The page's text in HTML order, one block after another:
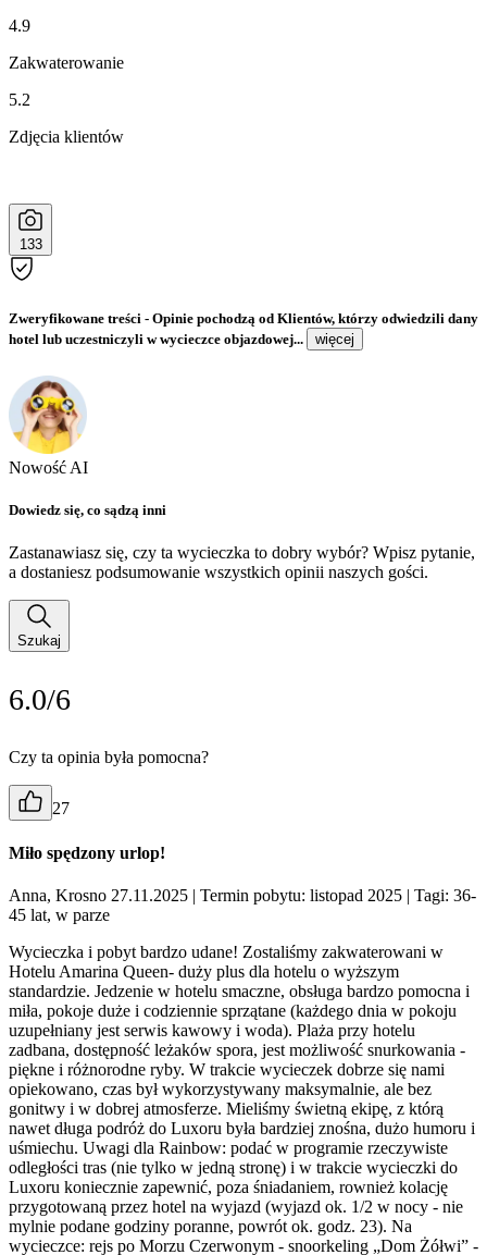
4.9
Zakwaterowanie
5.2
Zdjęcia klientów
133
Zweryfikowane treści - Opinie pochodzą od Klientów, którzy odwiedzili dany
hotel lub uczestniczyli w wycieczce objazdowej...
więcej
Nowość AI
Dowiedz się, co sądzą inni
Zastanawiasz się, czy ta wycieczka to dobry wybór? Wpisz pytanie,
a dostaniesz podsumowanie wszystkich opinii naszych gości.
Szukaj
6.0/6
Czy ta opinia była pomocna?
27
Miło spędzony urlop!
Anna, Krosno 27.11.2025 | Termin pobytu: listopad 2025 | Tagi: 36-
45 lat, w parze
Wycieczka i pobyt bardzo udane! Zostaliśmy zakwaterowani w
Hotelu Amarina Queen- duży plus dla hotelu o wyższym
standardzie. Jedzenie w hotelu smaczne, obsługa bardzo pomocna i
miła, pokoje duże i codziennie sprzątane (każdego dnia w pokoju
uzupełniany jest serwis kawowy i woda). Plaża przy hotelu
zadbana, dostępność leżaków spora, jest możliwość snurkowania -
piękne i różnorodne ryby. W trakcie wycieczek dobrze się nami
opiekowano, czas był wykorzystywany maksymalnie, ale bez
gonitwy i w dobrej atmosferze. Mieliśmy świetną ekipę, z którą
nawet długa podróż do Luxoru była bardziej znośna, dużo humoru i
uśmiechu. Uwagi dla Rainbow: podać w programie rzeczywiste
odległości tras (nie tylko w jedną stronę) i w trakcie wycieczki do
Luxoru koniecznie zapewnić, poza śniadaniem, rownież kolację
przygotowaną przez hotel na wyjazd (wyjazd ok. 1/2 w nocy - nie
mylnie podane godziny poranne, powrót ok. godz. 23). Na
wycieczce: rejs po Morzu Czerwonym - snoorkeling „Dom Żółwi” -